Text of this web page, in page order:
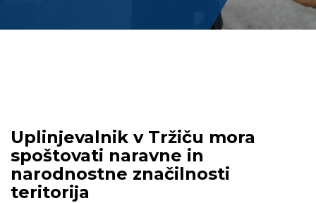
Uplinjevalnik v Tržiču mora
spoštovati naravne in
narodnostne značilnosti
teritorija